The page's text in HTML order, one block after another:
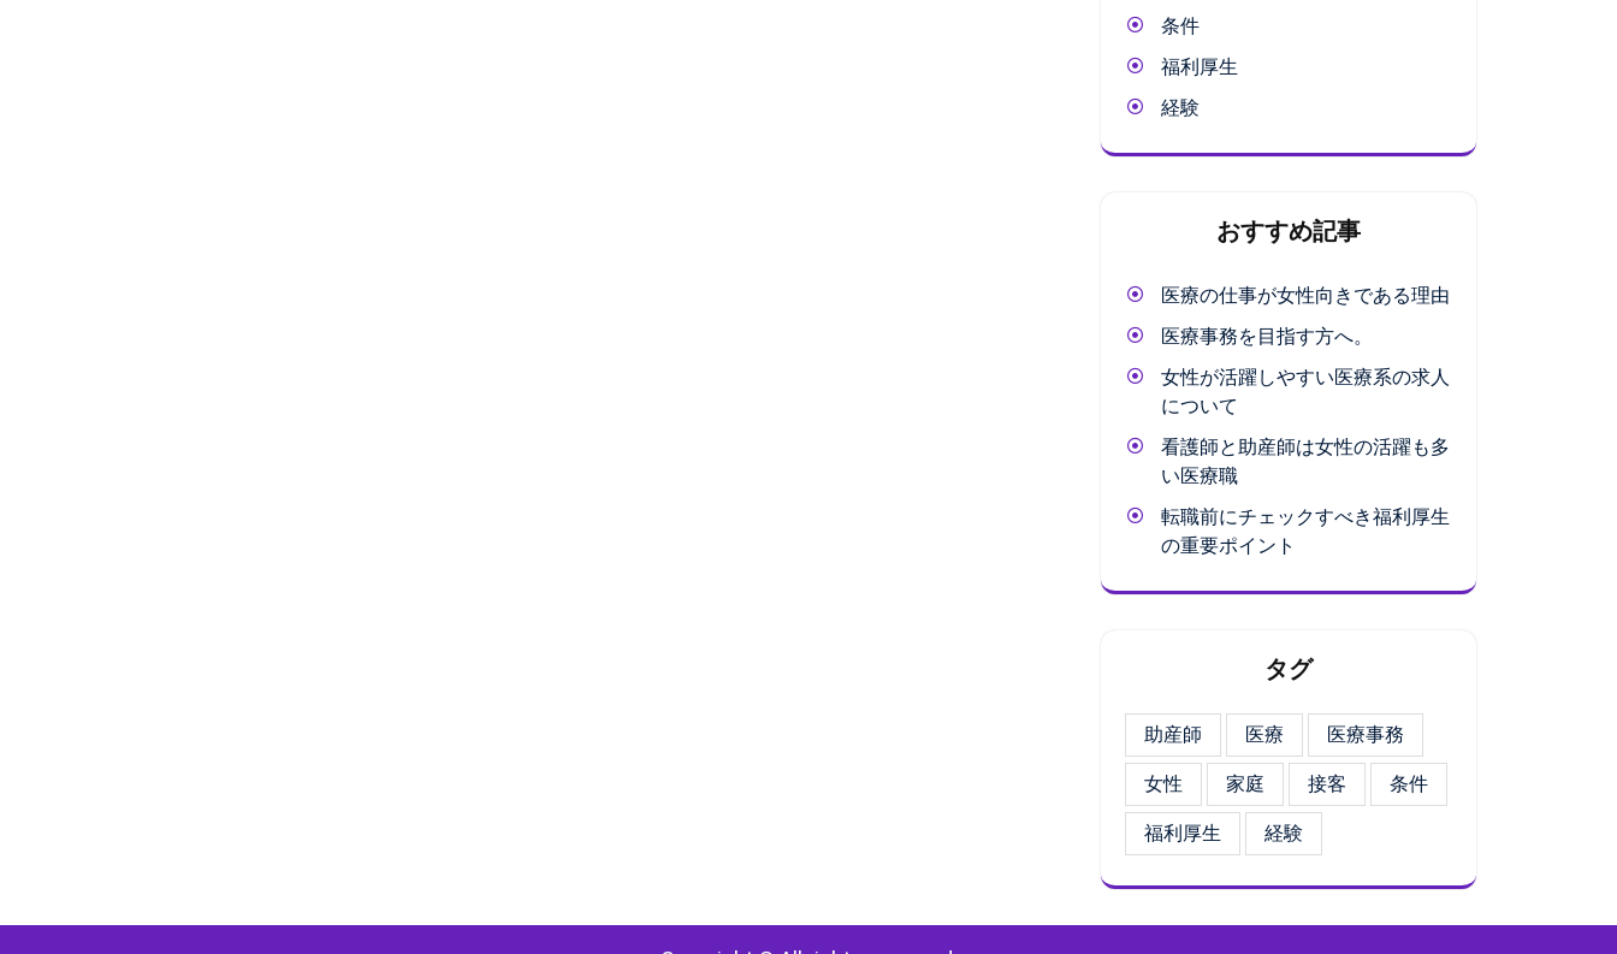
条件
福利厚生
経験
おすすめ記事
医療の仕事が女性向きである理由
医療事務を目指す方へ。
女性が活躍しやすい医療系の求人
について
看護師と助産師は女性の活躍も多
い医療職
転職前にチェックすべき福利厚生
の重要ポイント
タグ
助産師 医療 医療事務
女性 家庭 接客 条件
福利厚生 経験